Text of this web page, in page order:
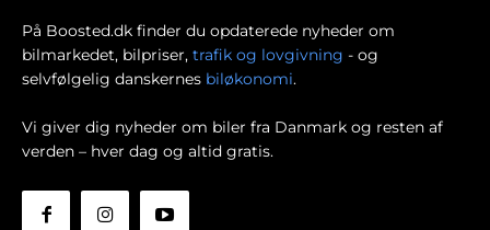
På Boosted.dk finder du opdaterede nyheder om
bilmarkedet, bilpriser, trafik og lovgivning - og
selvfølgelig danskernes biløkonomi.
Vi giver dig nyheder om biler fra Danmark og resten af
verden – hver dag og altid gratis.